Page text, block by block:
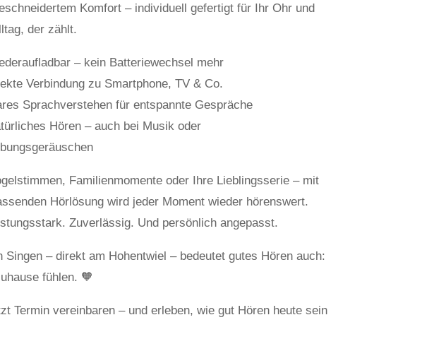
Komfort – individuell gefertigt für Ihr Ohr und
der zählt.
– kein Batteriewechsel mehr
Verbindung zu Smartphone, TV & Co.
Sprachverstehen für entspannte Gespräche
Hören – auch bei Musik oder
Familienmomente oder Ihre Lieblingsserie – mit
Hörlösung wird jeder Moment wieder hörenswert.
Zuverlässig. Und persönlich angepasst.
Singen – direkt am Hohentwiel – bedeutet gutes Hören auch:
fühlen. 🧡
Termin vereinbaren – und erleben, wie gut Hören heute sein